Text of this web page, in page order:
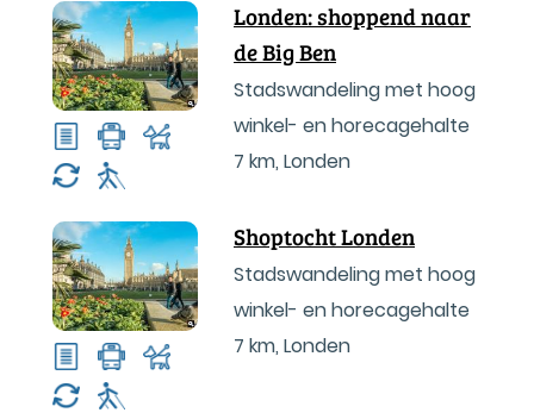
Londen: shoppend naar
de Big Ben
Stadswandeling met hoog
winkel- en horecagehalte
7 km, Londen
Shoptocht Londen
Stadswandeling met hoog
winkel- en horecagehalte
7 km, Londen